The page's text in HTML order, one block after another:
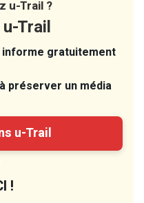
u-Trail ?
Trail
informe gratuitement
préserver un média
u-Trail
!